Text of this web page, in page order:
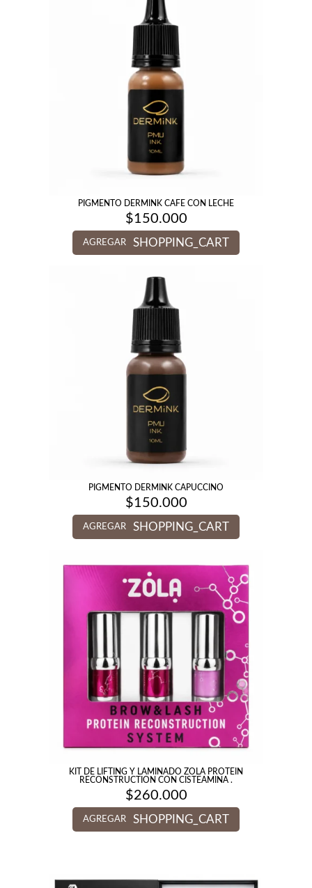
PIGMENTO DERMINK CAFE CON LECHE
$150.000
AGREGAR SHOPPING_CART
PIGMENTO DERMINK CAPUCCINO
$150.000
AGREGAR SHOPPING_CART
KIT DE LIFTING Y LAMINADO ZOLA PROTEIN
RECONSTRUCTION CON CISTEAMINA .
$260.000
AGREGAR SHOPPING_CART